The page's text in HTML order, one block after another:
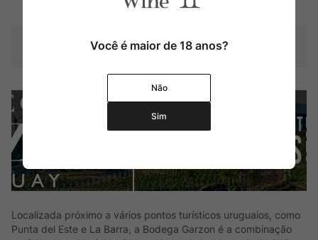
750 ml
Composição Uva Cabernet Franc
Localizada próximo a vários pontos turísticos uruguaios, como
Punta del Este e La Barra, a Bodega Garzon é a combinação
Você é maior de 18 anos?
Não
Sim